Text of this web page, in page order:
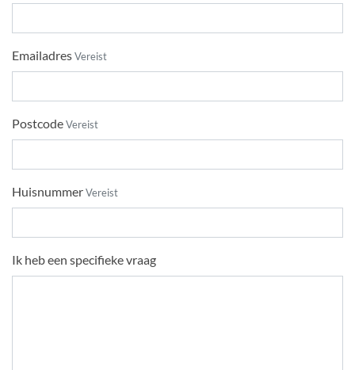
EmailadresVereist
PostcodeVereist
HuisnummerVereist
Ik heb een specifieke vraag